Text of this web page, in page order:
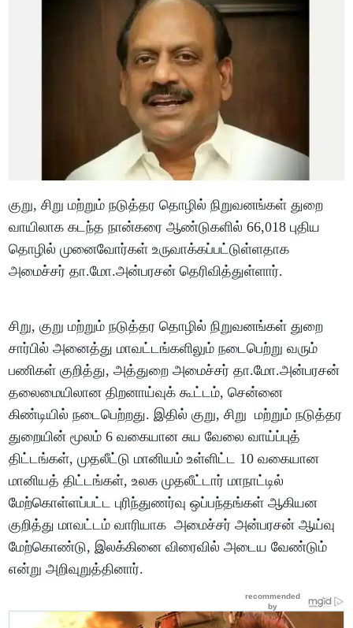
குறு, சிறு மற்றும் நடுத்தர தொழில் நிறுவனங்கள் துறை
வாயிலாக கடந்த நான்கரை ஆண்டுகளில் 66,018 புதிய
தொழில் முனைவோர்கள் உருவாக்கப்பட்டுள்ளதாக
அமைச்சர் தா.மோ.அன்பரசன் தெரிவித்துள்ளார்.
சிறு, குறு மற்றும் நடுத்தர தொழில் நிறுவனங்கள் துறை
சார்பில் அனைத்து மாவட்டங்களிலும் நடைபெற்று வரும்
பணிகள் குறித்து, அத்துறை அமைச்சர் தா.மோ.அன்பரசன்
தலைமையிலான திறனாய்வுக் கூட்டம், சென்னை
கிண்டியில் நடைபெற்றது. இதில் குறு, சிறு மற்றும் நடுத்தர
துறையின் மூலம் 6 வகையான சுய வேலை வாய்ப்புத்
திட்டங்கள், முதலீட்டு மானியம் உள்ளிட்ட 10 வகையான
மானியத் திட்டங்கள், உலக முதலீட்டார் மாநாட்டில்
மேற்கொள்ளப்பட்ட புரிந்துணர்வு ஒப்பந்தங்கள் ஆகியன
குறித்து மாவட்டம் வாரியாக அமைச்சர் அன்பரசன் ஆய்வு
மேற்கொண்டு, இலக்கினை விரைவில் அடைய வேண்டும்
என்று அறிவுறுத்தினார்.